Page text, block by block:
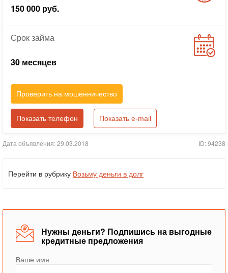
150 000 руб.
Срокзайма
30 месяцев
Проверить на мошенничество
Показать телефон Показать e-mail
Дата объявления: 29.03.2018 ID: 94238
Перейти в рубрику Возьму деньги в долг
Нужны деньги? Подпишись на выгодные
кредитные предложения
Ваше имя